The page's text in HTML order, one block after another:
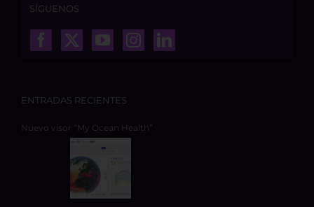
SÍGUENOS
ENTRADAS RECIENTES
Nuevo visor “My Ocean Health”